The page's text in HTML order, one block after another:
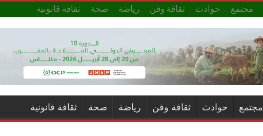
مجتمع حوادث ثقافة وفن رياضة صحة ثقافة قانونية
مجتمع حوادث ثقافة وفن رياضة صحة ثقافة قانونية